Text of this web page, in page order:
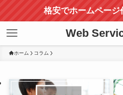
格安でホームページ
Web
ホーム コラム